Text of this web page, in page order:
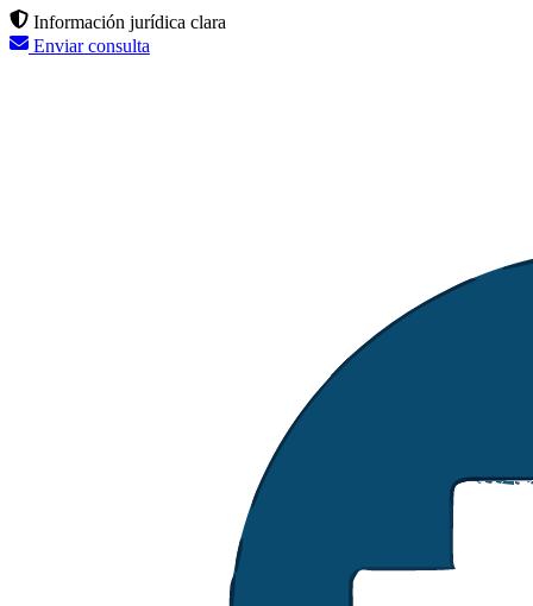
Información jurídica clara
Enviar consulta